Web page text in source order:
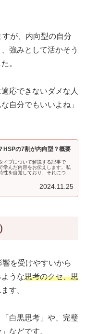
が、内向型の自分
強みとして活かそう
。
応できないダメな人
自分でもいいよね」
HSPの7割が内向型？概要
イプについて解説する記事で
学んだ内容をお伝えします。私
性を自覚しており、それについ
2024.11.25
を受けやすいから
うな思考のクセ、思
す。
白黒思考」や、完璧
などです。